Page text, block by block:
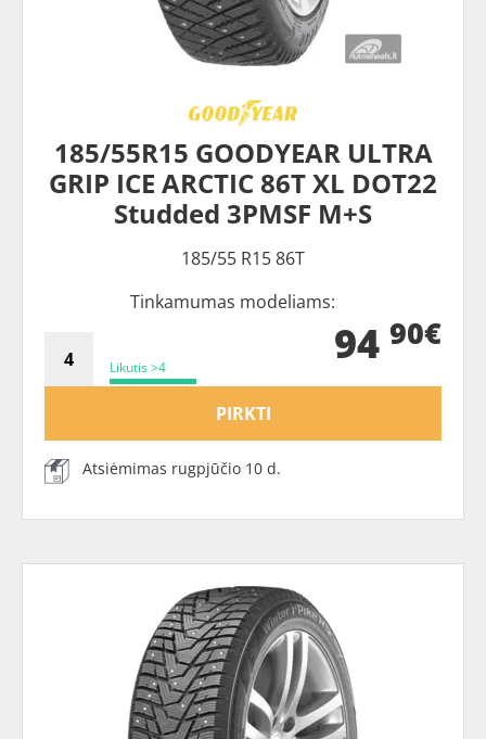
185/55R15 GOODYEAR ULTRA
GRIP ICE ARCTIC 86T XL DOT22
Studded 3PMSF M+S
185/55 R15 86T
Tinkamumas modeliams:
Likutis >4 94 90€
PIRKTI
Atsiėmimas rugpjūčio 10 d.